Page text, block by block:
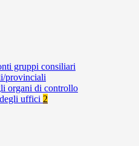
gruppi consiliari
provinciali
organi di controllo
uffici 2